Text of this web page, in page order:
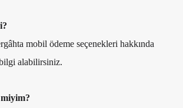
mobil ödeme seçenekleri hakkında
alabilirsiniz.